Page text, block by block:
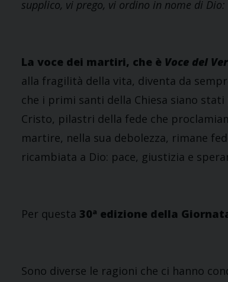
supplico, vi prego, vi ordino in nome di Dio:
La voce dei martiri, che è Voce del
alla fragilità della vita, diventa da
che i primi santi della Chiesa siano
Cristo, pilastri della fede che
martire, nella sua debolezza, rimane
ricambiata a Dio: pace, giustizia e
Per questa 30ª edizione della
Sono diverse le ragioni che ci hanno